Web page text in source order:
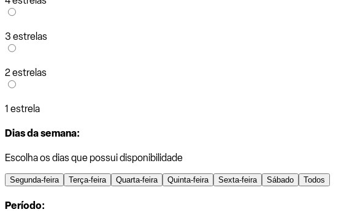
3 estrelas
2 estrelas
1 estrela
Dias da semana:
Escolha os dias que possui disponibilidade
Segunda-feira Terça-feira Quarta-feira Quinta-feira Sexta-feira Sábado Todos
Período: